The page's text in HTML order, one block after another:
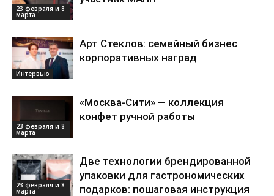
23 февраля и 8
марта
Интервью
Арт Стеклов: семейный бизнес
корпоративных наград
23 февраля и 8
марта
«Москва-Сити» — коллекция
конфет ручной работы
23 февраля и 8
марта
Две технологии брендированной
упаковки для гастрономических
подарков: пошаговая инструкция